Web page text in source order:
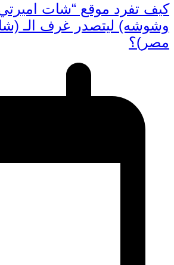
كيف تفرد موقع “شات
وشوشه) ليتصدر غرف الـ
مصر)؟